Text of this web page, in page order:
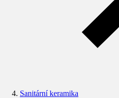
Sanitární keramika